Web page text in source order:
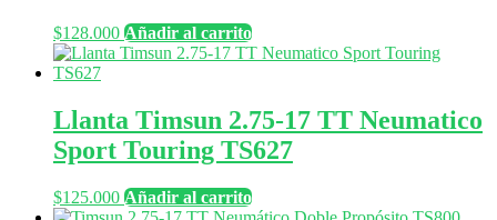
$128.000 Añadir al carrito
Llanta Timsun 2.75-17 TT Neumatico
Sport Touring TS627
$125.000 Añadir al carrito